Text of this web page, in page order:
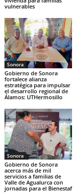
vulnerables
Sonora
Gobierno de Sonora
fortalece alianza
estratégica para impulsar
el desarrollo regional de
Álamos: UTHermosillo
Sonora
Gobierno de Sonora
acerca más de mil
servicios a familias de
Valle de Agualurca con
jornadas para el Bienestaf